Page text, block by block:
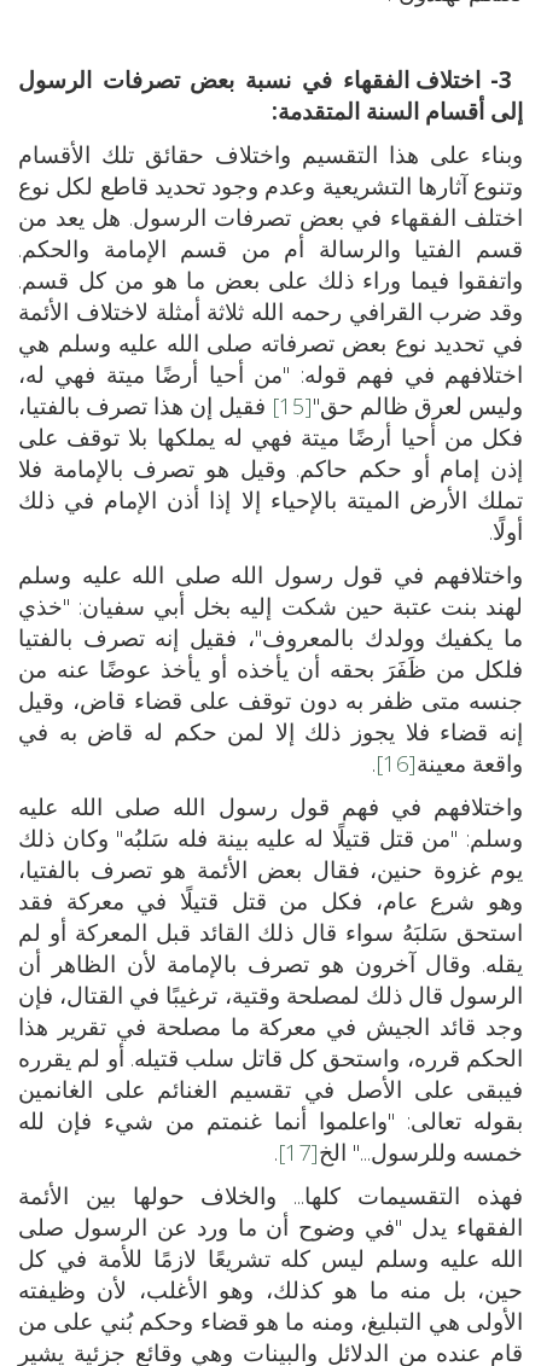
3-
اختلاف الفقهاء في نسبة بعض تصرفات الرسول
إلى أقسام السنة المتقدمة:
وبناء على هذا التقسيم واختلاف حقائق تلك الأقسام
وتنوع آثارها التشريعية وعدم وجود تحديد قاطع لكل نوع
اختلف الفقهاء في بعض تصرفات الرسول. هل يعد من
قسم الفتيا والرسالة أم من قسم الإمامة والحكم.
واتفقوا فيما وراء ذلك على بعض ما هو من كل قسم.
وقد ضرب القرافي رحمه الله ثلاثة أمثلة لاختلاف الأئمة
في تحديد نوع بعض تصرفاته صلى الله عليه وسلم هي
اختلافهم في فهم قوله: "من أحيا أرضًا ميتة فهي له،
وليس لعرق ظالم حق"[15]
فقيل إن هذا تصرف بالفتيا،
فكل من أحيا أرضًا ميتة فهي له يملكها بلا توقف على
إذن إمام أو حكم حاكم. وقيل هو تصرف بالإمامة فلا
تملك الأرض الميتة بالإحياء إلا إذا أذن الإمام في ذلك
أولًا.
واختلافهم في قول رسول الله صلى الله عليه وسلم
لهند بنت عتبة حين شكت إليه بخل أبي سفيان: "خذي
ما يكفيك وولدك بالمعروف"، فقيل إنه تصرف بالفتيا
فلكل من ظَفَرَ بحقه أن يأخذه أو يأخذ عوضًا عنه من
جنسه متى ظفر به دون توقف على قضاء قاض، وقيل
إنه قضاء فلا يجوز ذلك إلا لمن حكم له قاض به في
واقعة معينة[16]
.
واختلافهم في فهم قول رسول الله صلى الله عليه
وسلم: "من قتل قتيلًا له عليه بينة فله سَلبُه" وكان ذلك
يوم غزوة حنين، فقال بعض الأئمة هو تصرف بالفتيا،
وهو شرع عام، فكل من قتل قتيلًا في معركة فقد
استحق سَلبَهُ سواء قال ذلك القائد قبل المعركة أو لم
يقله. وقال آخرون هو تصرف بالإمامة لأن الظاهر أن
الرسول قال ذلك لمصلحة وقتية، ترغيبًا في القتال، فإن
وجد قائد الجيش في معركة ما مصلحة في تقرير هذا
الحكم قرره، واستحق كل قاتل سلب قتيله. أو لم يقرره
فيبقى على الأصل في تقسيم الغنائم على الغانمين
بقوله تعالى: "واعلموا أنما غنمتم من شيء فإن لله
خمسه وللرسول..." الخ[17]
.
فهذه التقسيمات كلها... والخلاف حولها بين الأئمة
الفقهاء يدل "في وضوح أن ما ورد عن الرسول صلى
الله عليه وسلم ليس كله تشريعًا لازمًا للأمة في كل
حين، بل منه ما هو كذلك، وهو الأغلب، لأن وظيفته
الأولى هي التبليغ، ومنه ما هو قضاء وحكم بُني على من
قام عنده من الدلائل والبينات وهي وقائع جزئية يشير